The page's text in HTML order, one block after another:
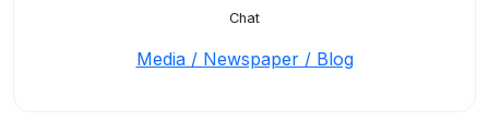
Chat
Media / Newspaper / Blog